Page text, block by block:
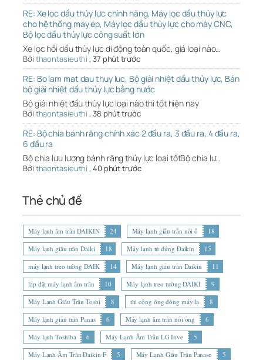
RE: Xe lọc dầu thủy lực chính hãng, Máy lọc dầu thủy lực
cho hệ thống máy ép, Máy lọc dầu thủy lực cho máy CNC,
Bộ lọc dầu thủy lực công suất lớn
Xe lọc hồi dầu thủy lực di động toàn quốc, giá loại nào…
Bởi thaontasieuthi , 37 phút trước
RE: Bo lam mat dau thuy luc, Bộ giải nhiệt dầu thủy lực, Bán
bộ giải nhiệt dầu thủy lực bằng nước
Bộ giải nhiệt đầu thủy lực loại nào thì tốt hiện nay
Bởi thaontasieuthi , 38 phút trước
RE: Bộ chia bánh răng chính xác 2 đầu ra, 3 đầu ra, 4 đầu ra,
6 đầu ra
Bộ chia lưu lượng bánh răng thủy lực loại tốtBộ chia lư…
Bởi thaontasieuthi , 40 phút trước
Thẻ chủ đề
Máy lạnh âm trần DAIKIN 24 Máy lạnh giấu trần nối ố
18
Máy lạnh giấu trần Daiki
18 Máy lạnh tủ đứng Daikin
15
máy lạnh treo tường DAIK
14 Máy lạnh giấu trần Daikin
11
lắp đặt máy lạnh âm trần
10 Máy lạnh treo tường DAIKI
9
Máy Lạnh Giấu Trần Toshi
8 thi công ống đồng máy lạ
8
Máy lạnh giấu trần Panas
6 Máy lạnh âm trần nối ống
6
Máy lạnh Toshiba
6 Máy Lạnh Âm Trần LG Inve
5
Máy Lạnh Âm Trần Daikin F
5 Máy Lạnh Giấu Trần Panaso
5